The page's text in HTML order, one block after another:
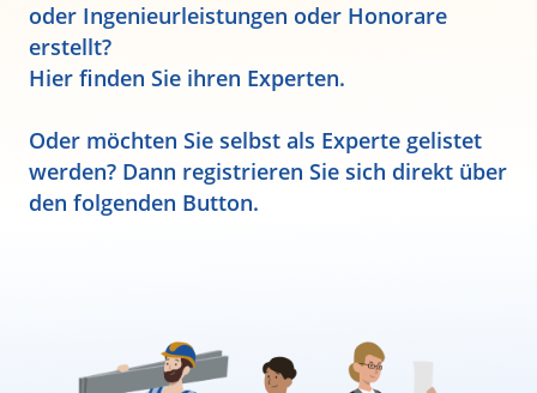
oder Ingenieurleistungen oder Honorare
erstellt?
Hier finden Sie ihren Experten.
Oder möchten Sie selbst als Experte gelistet
werden? Dann registrieren Sie sich direkt über
den folgenden Button.